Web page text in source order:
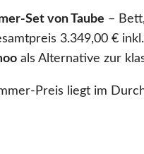
Set von Taube –
3.349,00 €
als Alternative zur
Preis liegt im